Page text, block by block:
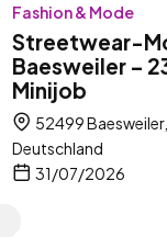
Fashion & Mode
Streetwear-
Baesweiler –
Minijob
52499
Deutschland
31/07/2026